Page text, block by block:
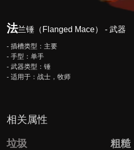
法兰锤（Flanged Mace） - 武器
- 插槽类型：主要
- 手型：单手
- 武器类型：锤
- 适用于：战士，牧师
相关属性
垃圾 粗糙